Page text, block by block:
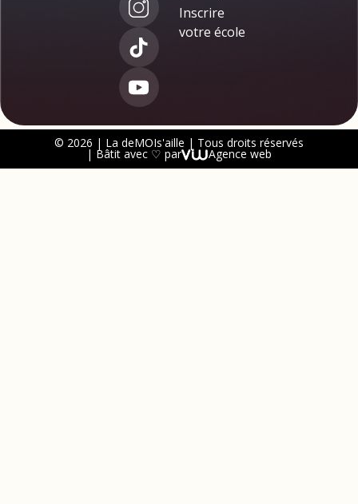
Inscrire
votre école
© 2026 | La deMOIs'aille | Tous droits réservés
| Bâtit avec ♡ par Agence web